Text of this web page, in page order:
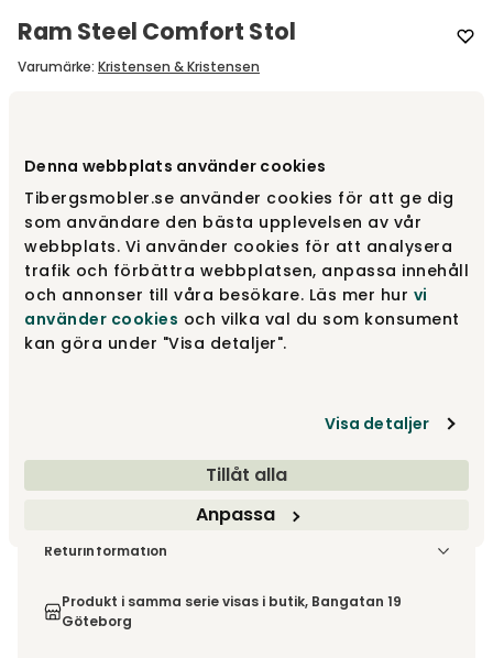
Denna webbplats använder cookies
Tibergsmobler.se använder cookies för att ge dig
som användare den bästa upplevelsen av vår
webbplats. Vi använder cookies för att analysera
trafik och förbättra webbplatsen, anpassa innehåll
och annonser till våra besökare. Läs mer hur vi
använder cookies och vilka val du som konsument
kan göra under "Visa detaljer".
Visa detaljer
Tillåt alla
Anpassa
Ram Steel Comfort Stol
Varumärke: Kristensen & Kristensen
Gör dina val
fr.11 650 kr Säljs endast i 2 pack.
Gör dina val
Leveranstid ca 10-12 v.
Välj utförande via 'Gör dina val' för fraktinformation på din
Returinformation
inte av ångerrätten.
Produkt i samma serie visas i butik, Bangatan 19
Göteborg